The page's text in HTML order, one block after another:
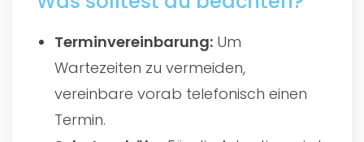
Terminvereinbarung: Um
Wartezeiten zu vermeiden,
vereinbare vorab telefonisch einen
Termin.